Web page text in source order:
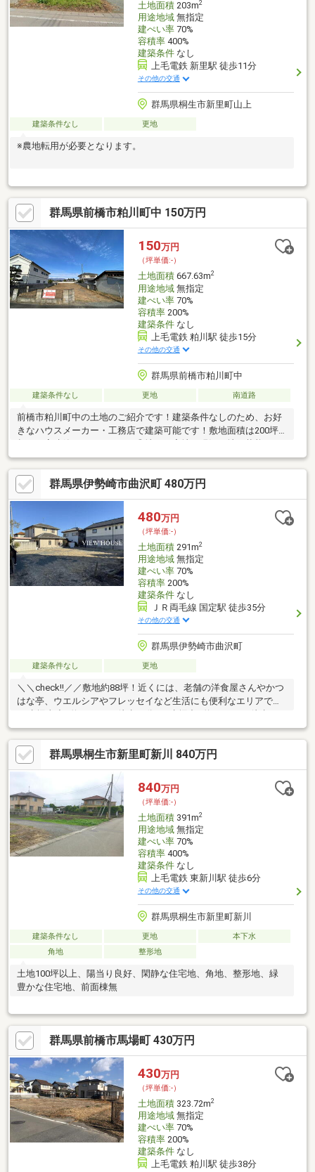
土地面積203m2
用途地域無指定
建ぺい率70%
容積率400%
建築条件なし
上毛電鉄 新里駅 徒歩11分
その他の交通
群馬県桐生市新里町山上
建築条件なし 更地
※農地転用が必要となります。
群馬県前橋市粕川町中 150万円
150万円
（坪単価:-）
土地面積667.63m2
用途地域無指定
建ぺい率70%
容積率200%
建築条件なし
上毛電鉄 粕川駅 徒歩15分
その他の交通
群馬県前橋市粕川町中
建築条件なし 更地 南道路
前橋市粕川町中の土地のご紹介です！建築条件なしのため、お好
きなハウスメーカー・工務店で建築可能です！敷地面積は200坪
超！平家建築におすすめです◎地目は宅地、現況更地の状態なの
で、そのまま建築可能です♪南面道路で陽当たり・風通し良好北側
に棟なしで赤城山を一望できます周囲は田園風景が広がり、自然
豊かな環境でゆったりとした生活が送れます◎上毛電鉄「粕川」
駅まで徒歩約15分 電車を使っての通勤・通学にも便利です！
群馬県伊勢崎市曲沢町 480万円
480万円
（坪単価:-）
土地面積291m2
用途地域無指定
建ぺい率70%
容積率200%
建築条件なし
ＪＲ両毛線 国定駅 徒歩35分
その他の交通
群馬県伊勢崎市曲沢町
建築条件なし 更地
＼＼check!!／／敷地約88坪！近くには、老舗の洋食屋さんやかつ
はな亭、ウエルシアやフレッセイなど生活にも便利なエリアです
分） ━━━━━━━━━━━━━━━━━━━━━ 伊勢崎の土
地ならビューハウス伊勢崎店！
━━━━━━━━━━━━━━━━━━━━━ ＼営業時間
外でも対応致します／ ≪営業時間≫ 9:00～19:00 伊勢崎
市連取本町158-1 カワチ薬局目の前.・♪キッズスペース有◎お子様
連れも大歓迎♪・.
群馬県桐生市新里町新川 840万円
840万円
（坪単価:-）
土地面積391m2
用途地域無指定
建ぺい率70%
容積率400%
建築条件なし
上毛電鉄 東新川駅 徒歩6分
その他の交通
群馬県桐生市新里町新川
建築条件なし 更地
本下水
角地
整形地
土地100坪以上、陽当り良好、閑静な住宅地、角地、整形地、緑
豊かな住宅地、前面棟無
群馬県前橋市馬場町 430万円
430万円
（坪単価:-）
土地面積323.72m2
用途地域無指定
建ぺい率70%
容積率200%
建築条件なし
上毛電鉄 粕川駅 徒歩38分